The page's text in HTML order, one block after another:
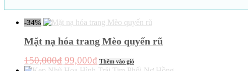
-34%
Mặt nạ hóa trang Mèo quyến rũ
150,000₫ Giá
99,000₫Giá
Thêm vào giỏ